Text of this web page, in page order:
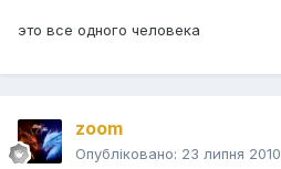
это все одного человека
zoom
Опубліковано: 23 липня 2010